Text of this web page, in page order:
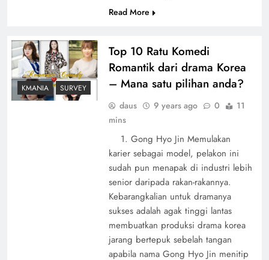
Read More
KMANIA SURVEY
Top 10 Ratu Komedi
Romantik dari drama Korea
– Mana satu pilihan anda?
daus 9 years ago 0
11
mins
1. Gong Hyo Jin Memulakan
karier sebagai model, pelakon ini
sudah pun menapak di industri lebih
senior daripada rakan-rakannya.
Kebarangkalian untuk dramanya
sukses adalah agak tinggi lantas
membuatkan produksi drama korea
jarang bertepuk sebelah tangan
apabila nama Gong Hyo Jin menitip